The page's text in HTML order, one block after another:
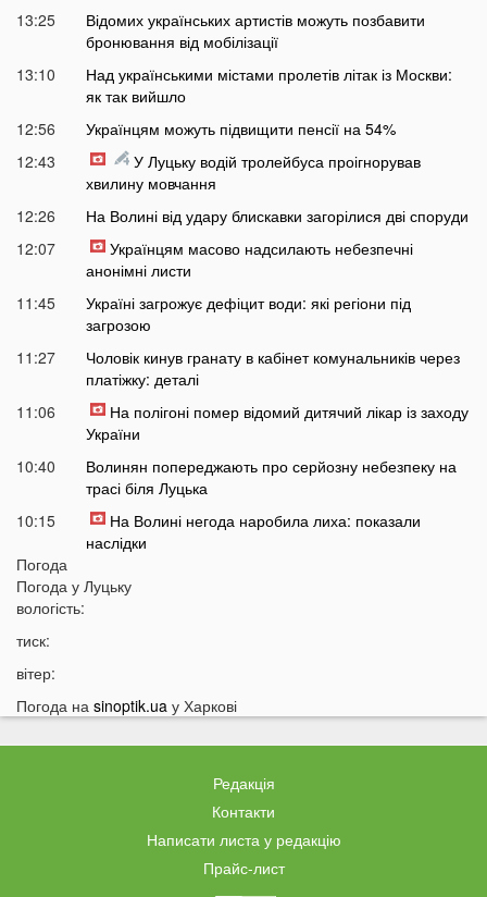
13:25
Відомих українських артистів можуть позбавити
бронювання від мобілізації
13:10
Над українськими містами пролетів літак із Москви:
як так вийшло
12:56
Українцям можуть підвищити пенсії на 54%
12:43
У Луцьку водій тролейбуса проігнорував
хвилину мовчання
12:26
На Волині від удару блискавки загорілися дві споруди
12:07
Українцям масово надсилають небезпечні
анонімні листи
11:45
Україні загрожує дефіцит води: які регіони під
загрозою
11:27
Чоловік кинув гранату в кабінет комунальників через
платіжку: деталі
11:06
На полігоні помер відомий дитячий лікар із заходу
України
10:40
Волинян попереджають про серйозну небезпеку на
трасі біля Луцька
10:15
На Волині негода наробила лиха: показали
наслідки
09:47
09:16
06 СЕРПНЯ
21:06
Біля Луцька негода наробила біди: волиняни
публікують наслідки у мережі
Астрологи назвали знаки Зодіаку, для яких серпень
Врожай під загрозою: як врятувати город від
Погода
Погода у Луцьку
вологість:
тиск:
вітер:
Погода на sinoptik.ua у Харкові
Редакція
Контакти
Написати листа у редакцію
Прайс-лист